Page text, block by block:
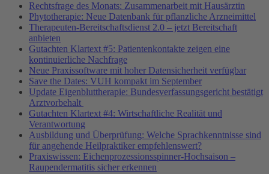
Rechtsfrage des Monats: Zusammenarbeit mit Hausärztin
Phytotherapie: Neue Datenbank für pflanzliche Arzneimittel
Therapeuten-Bereitschaftsdienst 2.0 – jetzt Bereitschaft
anbieten
Gutachten Klartext #5: Patientenkontakte zeigen eine
kontinuierliche Nachfrage
Neue Praxissoftware mit hoher Datensicherheit verfügbar
Save the Dates: VUH kompakt im September
Update Eigenbluttherapie: Bundesverfassungsgericht bestätigt
Arztvorbehalt
Gutachten Klartext #4: Wirtschaftliche Realität und
Verantwortung
Ausbildung und Überprüfung: Welche Sprachkenntnisse sind
für angehende Heilpraktiker empfehlenswert?
Praxiswissen: Eichenprozessionsspinner-Hochsaison –
Raupendermatitis sicher erkennen